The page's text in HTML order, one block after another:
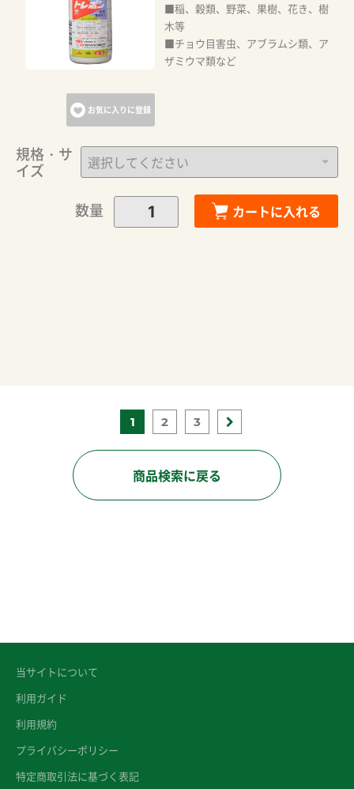
お気に入りに登録
■稲、穀類、野菜、果樹、花き、樹
木等
■チョウ目害虫、アブラムシ類、ア
ザミウマ類など
規格・サ
イズ
数量
カートに入れる
1 2 3
商品検索に戻る
当サイトについて
利用ガイド
利用規約
プライバシーポリシー
特定商取引法に基づく表記